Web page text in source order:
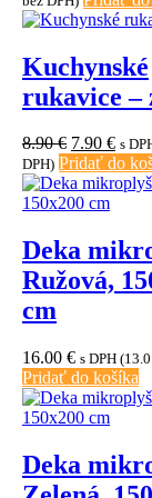
bola:
je:
Kuchynské
rukavice –
8.90€ Pôvodná
cena
bola:
8.90 €.
7.90 €
cena
je:
s
DPH) Pridať do
Deka
Ružová,
cm
16.00 € s DPH (
Pridať do košíka
Deka